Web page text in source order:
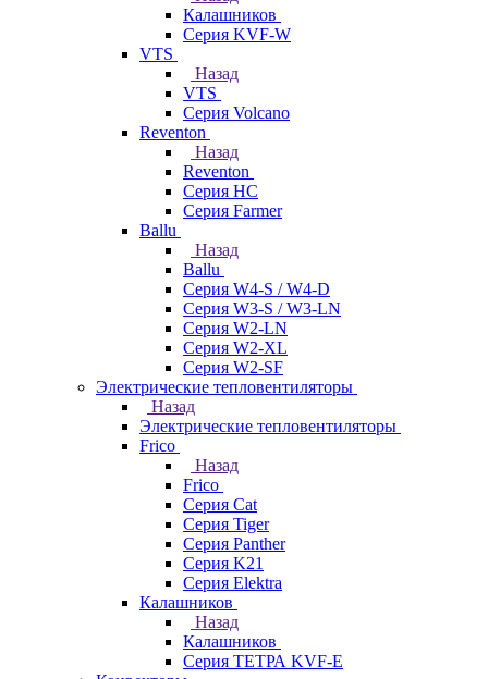
Калашников
Серия KVF-W
VTS
Назад
VTS
Серия Volcano
Reventon
Назад
Reventon
Серия HC
Серия Farmer
Ballu
Назад
Ballu
Серия W4-S / W4-D
Серия W3-S / W3-LN
Серия W2-LN
Серия W2-XL
Серия W2-SF
Электрические тепловентиляторы
Назад
Электрические тепловентиляторы
Frico
Назад
Frico
Серия Cat
Серия Tiger
Серия Panther
Серия K21
Серия Elektra
Калашников
Назад
Калашников
Серия ТЕТРА KVF-E